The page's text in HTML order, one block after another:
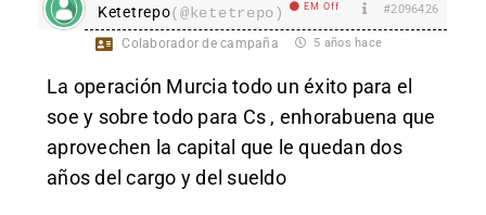
Ketetrepo(@ketetrepo) EM Off #2096426
Colaborador de campaña 5 años hace
La operación Murcia todo un éxito para el
soe y sobre todo para Cs , enhorabuena que
aprovechen la capital que le quedan dos
años del cargo y del sueldo